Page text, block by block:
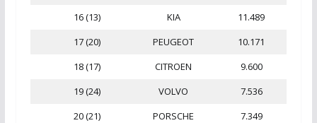
16 (13) KIA
11.489
17 (20)
PEUGEOT
10.171
18 (17)
CITROEN
9.600
19 (24)
VOLVO
7.536
20 (21)
PORSCHE
7.349